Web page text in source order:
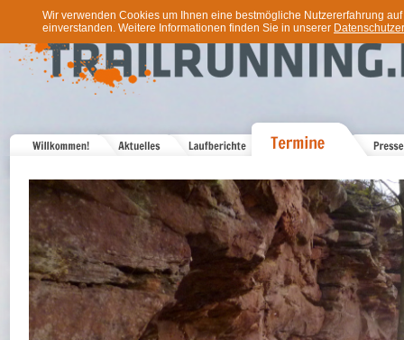
Wir verwenden Cookies um Ihnen eine bestmögliche Nutzererfahrung
einverstanden. Weitere Informationen finden Sie in unserer